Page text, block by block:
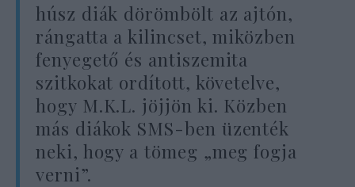
húsz diák dörömbölt az ajtón,
rángatta a kilincset, miközben
fenyegető és antiszemita
szitkokat ordított, követelve,
hogy M.K.L. jöjjön ki. Közben
más diákok SMS-ben üzenték
neki, hogy a tömeg „meg fogja
verni”.